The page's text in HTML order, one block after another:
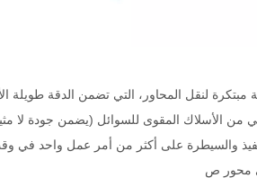
مبتكرة لنقل المحاور، التي تضمن الدقة طويلة
والسيطرة على أكثر من أمر عمل واحد في
محور ص